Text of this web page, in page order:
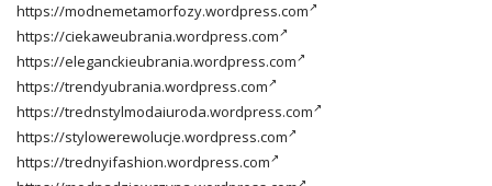
https://modnemetamorfozy.wordpress.com
https://ciekaweubrania.wordpress.com
https://eleganckieubrania.wordpress.com
https://trendyubrania.wordpress.com
https://trednstylmodaiuroda.wordpress.com
https://stylowerewolucje.wordpress.com
https://trednyifashion.wordpress.com